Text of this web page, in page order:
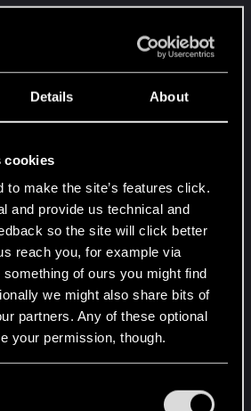
Details About
cookies
to make the site’s features click.
and provide us technical and
so the site will click better
reach you, for example via
of ours you might find
we might also share bits of
partners. Any of these optional
your permission, though.
regarding them in the
в тех же местах.
отличия в пройденных
Пророк Герри, ещё
чистый севй, когда я
взглянуть на особняк в
виде).
с врачами на тему
новых нейронных
нанитов в спинной
и контроль сознания-
при помощи указанных
ищите посты выше, там
"Облучение сетями 5-
древних Атлантов". Если
- окажутся липой - вот